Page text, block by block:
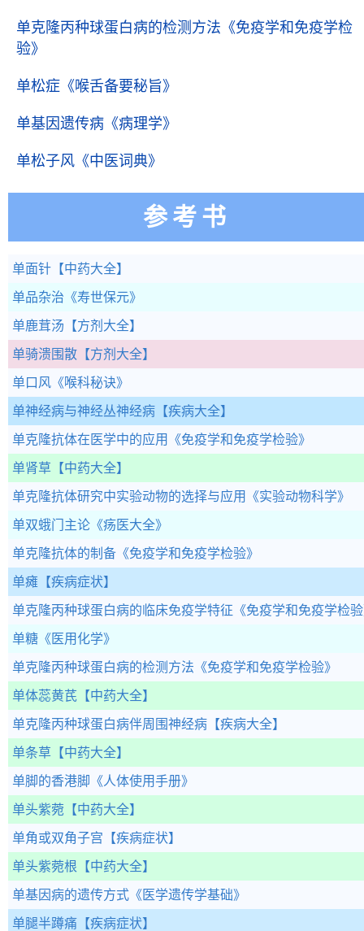
单克隆丙种球蛋白病的检测方法 《免疫学和免疫学检
验》
单松症 《喉舌备要秘旨》
单基因遗传病 《病理学》
单松子风 《中医词典》
参考书
单面针 【中药大全】
单品杂治 《寿世保元》
单鹿茸汤 【方剂大全】
单骑溃围散 【方剂大全】
单口风 《喉科秘诀》
单神经病与神经丛神经病 【疾病大全】
单克隆抗体在医学中的应用 《免疫学和免疫学检验》
单肾草 【中药大全】
单克隆抗体研究中实验动物的选择与应用 《实验动物科学》
单双蛾门主论 《疡医大全》
单克隆抗体的制备 《免疫学和免疫学检验》
单瘫 【疾病症状】
单克隆丙种球蛋白病的临床免疫学特征 《免疫学和免疫学检
单糖 《医用化学》
单克隆丙种球蛋白病的检测方法 《免疫学和免疫学检验》
单体蕊黄芪 【中药大全】
单克隆丙种球蛋白病伴周围神经病 【疾病大全】
单条草 【中药大全】
单脚的香港脚 《人体使用手册》
单头紫菀 【中药大全】
单角或双角子宫 【疾病症状】
单头紫菀根 【中药大全】
单基因病的遗传方式 《医学遗传学基础》
单腿半蹲痛 【疾病症状】